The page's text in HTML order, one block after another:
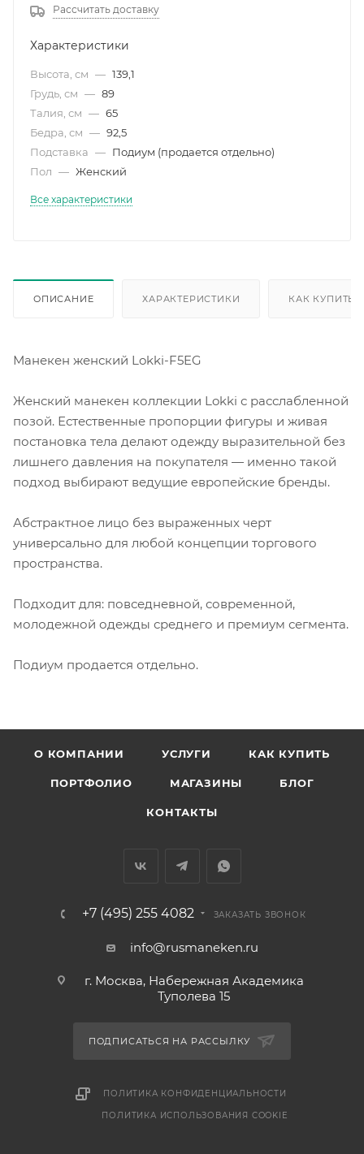
Рассчитать доставку
Характеристики
Высота, см — 139,1
Грудь, см — 89
Талия, см — 65
Бедра, см — 92,5
Подставка — Подиум (продается отдельно)
Пол — Женский
Все характеристики
ОПИСАНИЕ ХАРАКТЕРИСТИКИ КАК КУПИТЬ
Манекен женский Lokki-F5EG
Женский манекен коллекции Lokki с расслабленной
позой. Естественные пропорции фигуры и живая
постановка тела делают одежду выразительной без
лишнего давления на покупателя — именно такой
подход выбирают ведущие европейские бренды.
Абстрактное лицо без выраженных черт
универсально для любой концепции торгового
пространства.
Подходит для: повседневной, современной,
молодежной одежды среднего и премиум сегмента.
Подиум продается отдельно.
О КОМПАНИИ УСЛУГИ КАК КУПИТЬ
ПОРТФОЛИО МАГАЗИНЫ БЛОГ
КОНТАКТЫ
+7 (495) 255 4082 ЗАКАЗАТЬ ЗВОНОК
info@rusmaneken.ru
г. Москва, Набережная Академика
Туполева 15
ПОДПИСАТЬСЯ НА РАССЫЛКУ
ПОЛИТИКА КОНФИДЕНЦИАЛЬНОСТИ
ПОЛИТИКА ИСПОЛЬЗОВАНИЯ COOKIE